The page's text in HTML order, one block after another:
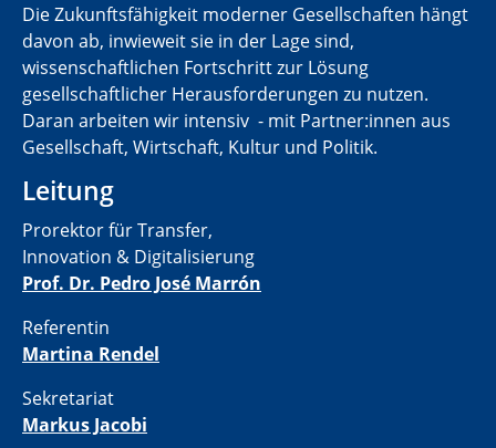
Die Zukunftsfähigkeit moderner Gesellschaften hängt
davon ab, inwieweit sie in der Lage sind,
wissenschaftlichen Fortschritt zur Lösung
gesellschaftlicher Herausforderungen zu nutzen.
Daran arbeiten wir intensiv - mit Partner:innen aus
Gesellschaft, Wirtschaft, Kultur und Politik.
Leitung
Prorektor für Transfer,
Innovation & Digitalisierung
Prof. Dr. Pedro José Marrón
Referentin
Martina Rendel
Sekretariat
Markus Jacobi